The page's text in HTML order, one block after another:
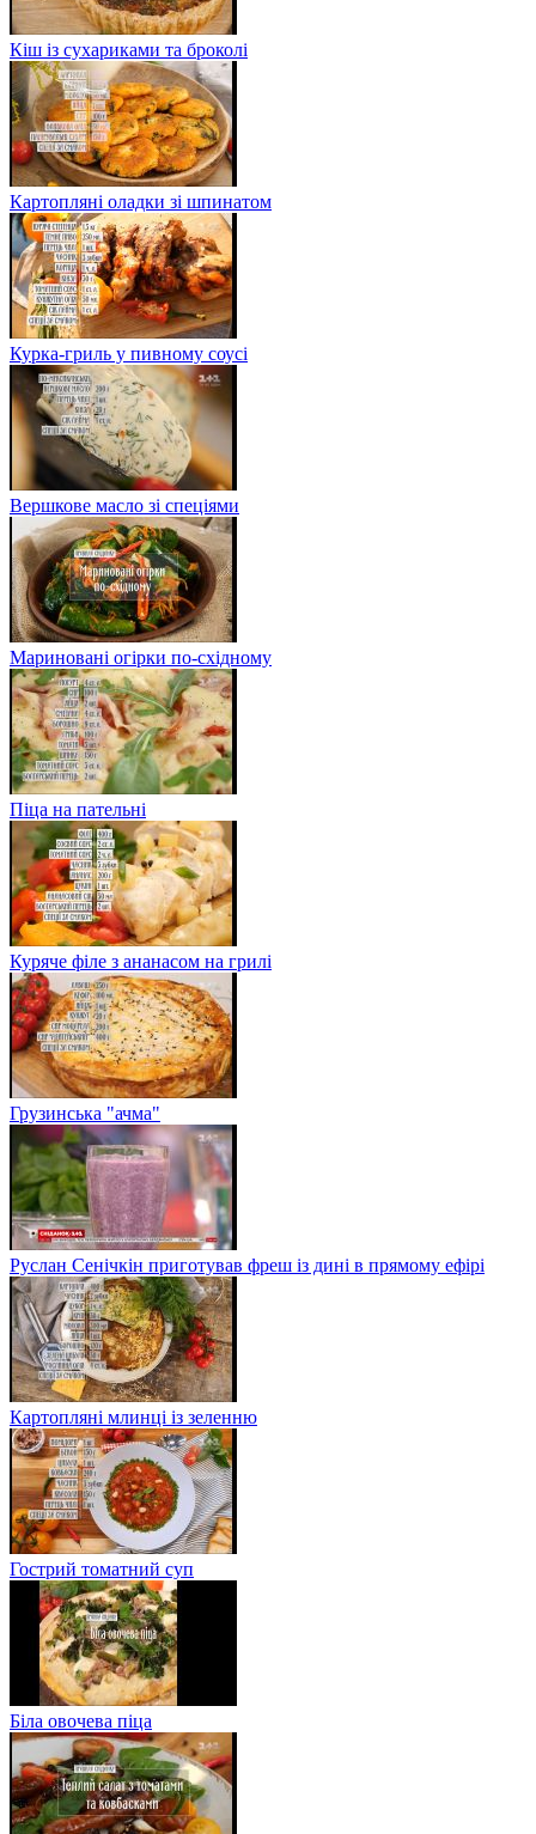
Кіш із сухариками та броколі
Картопляні оладки зі шпинатом
Курка-гриль у пивному соусі
Вершкове масло зі спеціями
Мариновані огірки по-східному
Піца на пательні
Куряче філе з ананасом на грилі
Грузинська "ачма"
Руслан Сенічкін приготував фреш із дині в прямому ефірі
Картопляні млинці із зеленню
Гострий томатний суп
Біла овочева піца